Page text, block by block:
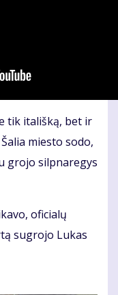
tik itališką, bet ir
miesto sodo,
grojo silpnaregys
oficialų
sugrojo Lukas